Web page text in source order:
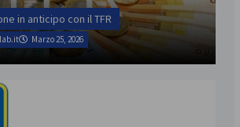
in anticipo con il TFR
Marzo 25, 2026